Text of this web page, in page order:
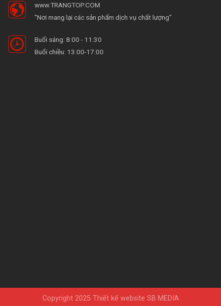
www.TRANGTOP.COM
"Nơi mang lại các sản phẩm dịch vụ chất lượng"
Buổi sáng: 8:00 - 11:30
Buổi chiều: 13:00-17:00
Copyright 2025 Thiết kế website SB MEDIA